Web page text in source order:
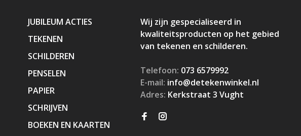
JUBILEUM ACTIES
TEKENEN
SCHILDEREN
PENSELEN
PAPIER
SCHRIJVEN
BOEKEN EN KAARTEN
Wij zijn gespecialiseerd in
kwaliteitsproducten op het gebied
van tekenen en schilderen.
Telefoon: 073 6579992
E-mail: info@detekenwinkel.nl
Adres: Kerkstraat 3 Vught